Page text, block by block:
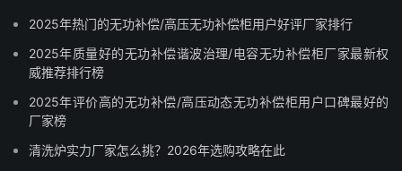
2025年热门的无功补偿/高压无功补偿柜用户好评厂家排行
2025年质量好的无功补偿谐波治理/电容无功补偿柜厂家最新权
威推荐排行榜
2025年评价高的无功补偿/高压动态无功补偿柜用户口碑最好的
厂家榜
清洗炉实力厂家怎么挑？2026年选购攻略在此